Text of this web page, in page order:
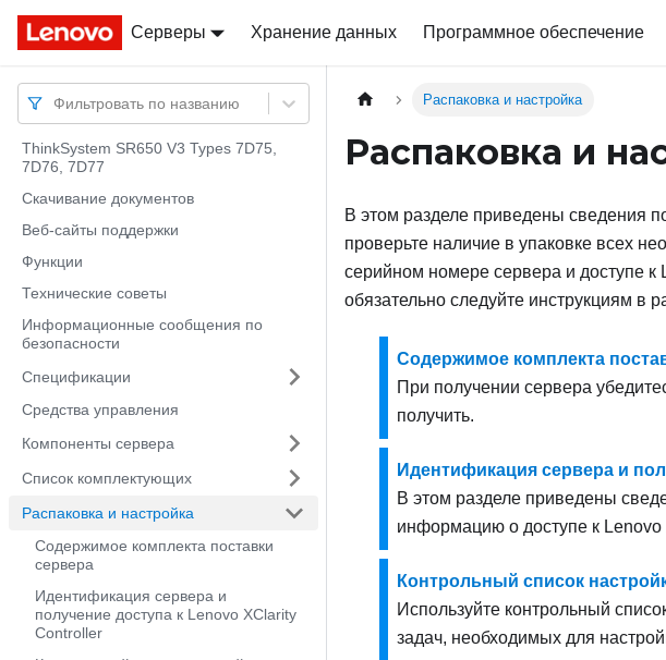
Docs
Серверы Хранение данных Программное обеспечение
Docs
Фильтровать по названию
ThinkSystem SR650 V3 Types 7D75,
7D76, 7D77
Скачивание документов
Веб-сайты поддержки
Функции
Технические советы
Информационные сообщения по
безопасности
Спецификации
Средства управления
Компоненты сервера
Список комплектующих
Распаковка и настройка
Содержимое комплекта поставки
сервера
Идентификация сервера и
получение доступа к Lenovo XClarity
Controller
Распаковка и настройка
Распаковка и
В этом разделе приведены сведения
проверьте наличие в упаковке всех
серийном номере сервера и доступе
обязательно следуйте инструкциям в
Содержимое комплекта
При получении сервера
получить.
Идентификация сервера и
В этом разделе приведены
информацию о доступе к Lenovo
Контрольный список
Используйте контрольный
задач, необходимых для